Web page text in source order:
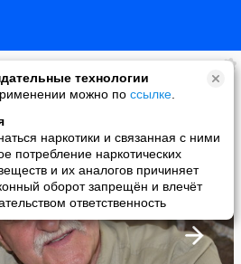
технологии
можно по ссылке
наркотики и связанная с ними
потребление наркотических
и их аналогов причиняет
оборот запрещён и влечёт
ответственность